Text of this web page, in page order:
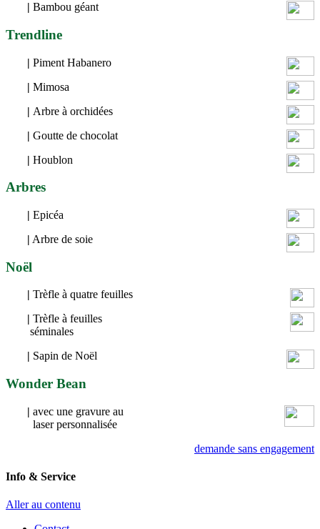
| Bambou géant
Trendline
| Piment Habanero
| Mimosa
| Arbre à orchidées
| Goutte de chocolat
| Houblon
Arbres
| Epicéa
| Arbre de soie
Noël
| Trèfle à quatre feuilles
| Trèfle à feuilles
séminales
| Sapin de Noël
Wonder Bean
| avec une gravure au
laser personnalisée
demande sans engagement
Info & Service
Aller au contenu